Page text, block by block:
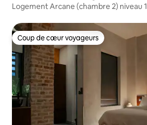
Logement Arcane (chambre 2) niveau 1
Coup de cœur voyageurs
Coup de cœur voyageurs